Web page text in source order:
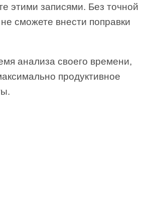
этими записями. Без точной
сможете внести поправки
анализа своего времени,
продуктивное